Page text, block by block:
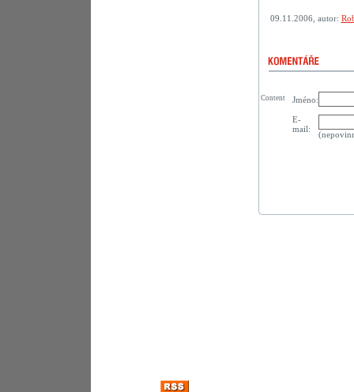
09.11.2006, autor:
Jméno:
E-
mail:
Content